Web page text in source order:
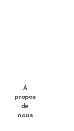
À
propos
de
nous